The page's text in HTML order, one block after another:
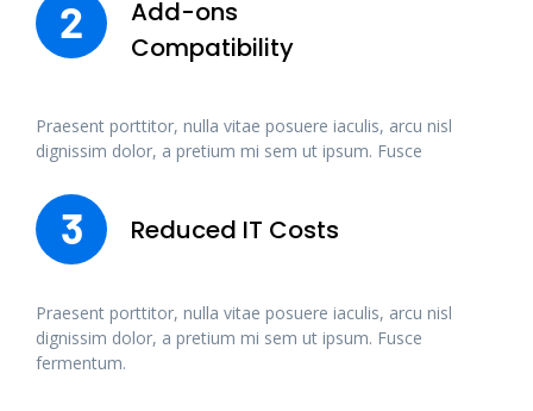
2
Add-ons
Compatibility
Praesent porttitor, nulla vitae posuere iaculis, arcu nisl
dignissim dolor, a pretium mi sem ut ipsum. Fusce
3 Reduced IT Costs
Praesent porttitor, nulla vitae posuere iaculis, arcu nisl
dignissim dolor, a pretium mi sem ut ipsum. Fusce
fermentum.